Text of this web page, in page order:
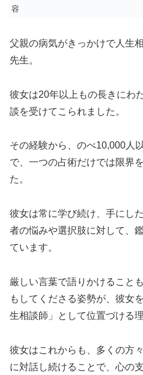
容
父親の病気がきっかけで人生
先生。
彼女は20年以上もの長きにわ
談を受けてこられました。
その経験から、のべ10,000人
で、一つの占術だけでは限界
た。
彼女は常に学び続け、手にし
者の悩みや選択肢に対して、
ています。
厳しい言葉で語りかけること
もしてくださる姿勢が、彼女
生相談師」として位置づける
彼女はこれからも、多くの方
に対話し続けることで、心の